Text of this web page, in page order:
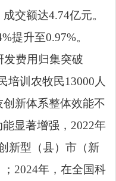
交额达4.74亿元。
提升至0.97%。
发费用归集突破
培训农牧民13000人
新体系整体效能不
显著增强，2022年
新型（县）市（新
2024年，在全国科